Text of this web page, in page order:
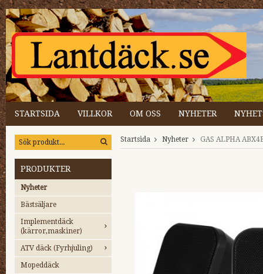
STARTSIDA VILLKOR OM OSS NYHETER
PRODUKTER
Nyheter
Bästsäljare
Implementdäck
(kärror,maskiner)
ATV däck (Fyrhjuling)
Mopeddäck
Startsida Nyheter GAS ALPHA